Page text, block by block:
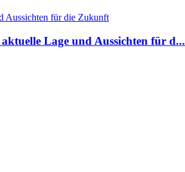
Lage und Aussichten für d...